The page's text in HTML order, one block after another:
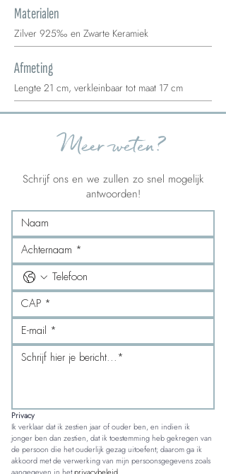
Materialen
Zilver 925‰ en Zwarte Keramiek
Afmeting
Lengte 21 cm, verkleinbaar tot maat 17 cm
Meer weten?
Schrijf ons en we zullen zo snel mogelijk
antwoorden!
Privacy
Ik verklaar dat ik zestien jaar of ouder ben, en indien ik
jonger ben dan zestien, dat ik toestemming heb gekregen van
de persoon die het ouderlijk gezag uitoefent; daarom ga ik
akkoord met de verwerking van mijn persoonsgegevens zoals